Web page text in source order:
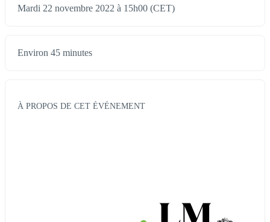
Mardi 22 novembre 2022 à 15h00 (CET)
Environ 45 minutes
À PROPOS DE CET ÉVÉNEMENT